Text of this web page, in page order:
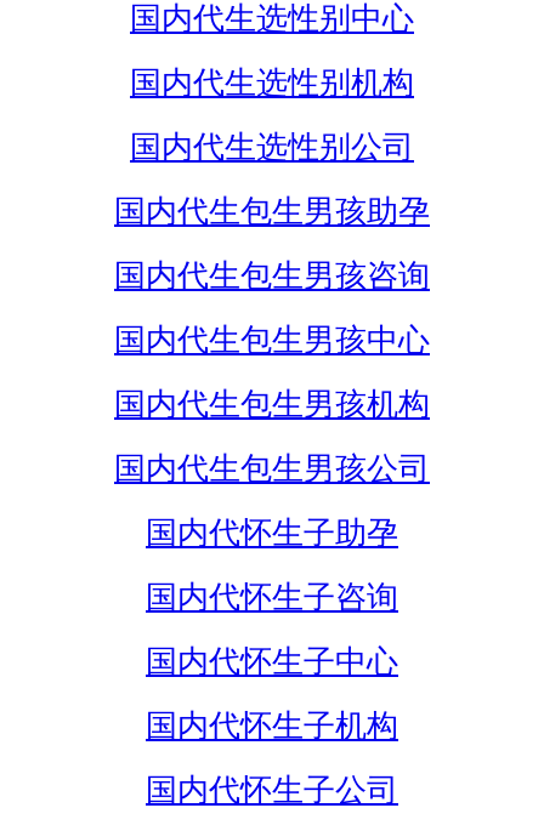
国内代生选性别中心
国内代生选性别机构
国内代生选性别公司
国内代生包生男孩助孕
国内代生包生男孩咨询
国内代生包生男孩中心
国内代生包生男孩机构
国内代生包生男孩公司
国内代怀生子助孕
国内代怀生子咨询
国内代怀生子中心
国内代怀生子机构
国内代怀生子公司